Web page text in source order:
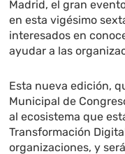
Madrid, el gran
en esta vigésimo
interesados en
ayudar a las
Esta nueva edición,
Municipal de
al ecosistema que
Transformación
organizaciones, y